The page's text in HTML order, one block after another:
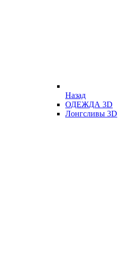
Назад
ОДЕЖДА 3D
Лонгсливы 3D